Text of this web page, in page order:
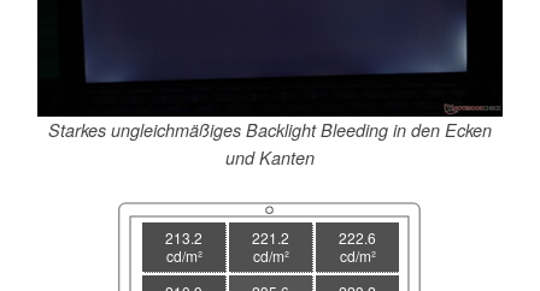
Starkes ungleichmäßiges Backlight Bleeding in den Ecken
und Kanten
213.2
cd/m²
221.2
cd/m²
222.6
cd/m²